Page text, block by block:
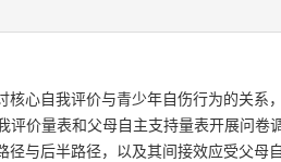
核心自我评价与青少年自伤行为的关
评价量表和父母自主支持量表开展问
径与后半路径，以及其间接效应受父